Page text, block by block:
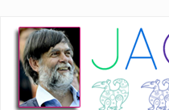
Salta
contenuto
principale